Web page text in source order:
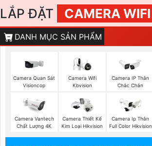
LẮP ĐẶT CAMERA WIFI
DANH MỤC SẢN PHẨM
Camera Quan Sát
Visioncop
Camera Wifi
Kbvision
Camera IP Thân
Chắc Chắn
Camera Vantech
Chất Lượng 4K
Camera Thiết Kế
Kim Loại Hikvision
Camera Ip Thân
Full Color Hikvision